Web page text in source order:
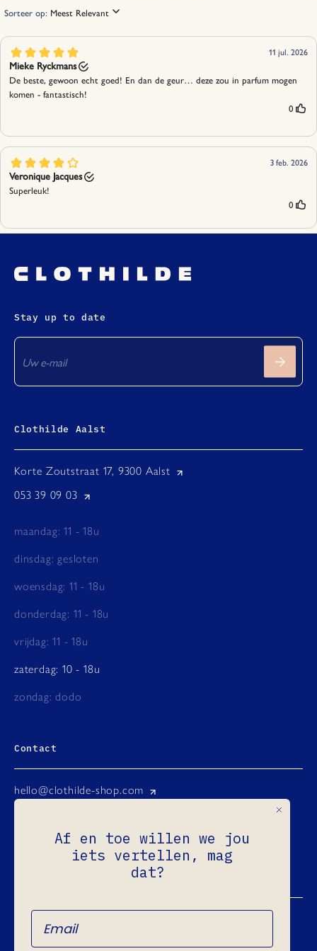
Stay up to date
Clothilde Aalst
Korte Zoutstraat 17, 9300 Aalst
053 39 09 03
maandag: 11 - 18u
dinsdag: gesloten
woensdag: 11 - 18u
donderdag: 11 - 18u
vrijdag: 11 - 18u
zaterdag: 10 - 18u
zondag: dodo
Contact
hello@clothilde-shop.com
Facebook
Ondernemingsnr.: 0731.965.760
Refund Policy
Af en toe willen we jou
iets vertellen, mag
dat?